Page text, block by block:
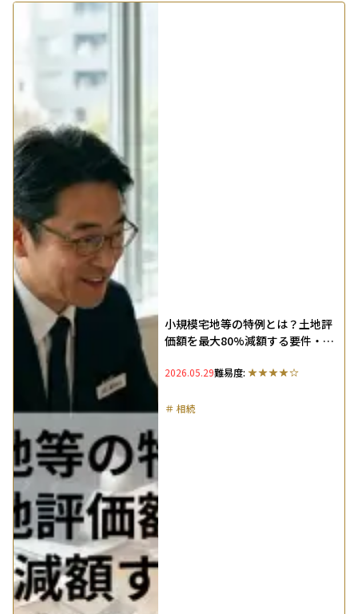
小規模宅地等の特例とは？土地評
価額を最大80%減額する要件・土
2026.05.29難易度:
＃ 相続